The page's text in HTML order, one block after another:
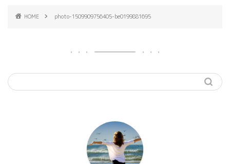
HOME photo-1509909756405-be0199881695